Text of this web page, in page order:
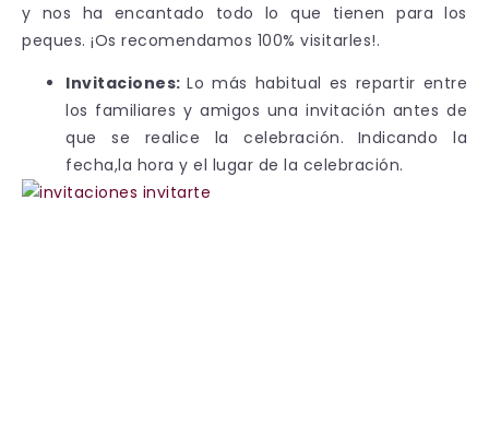
y nos ha encantado todo lo que tienen para los
peques. ¡Os recomendamos 100% visitarles!.
Invitaciones:Lo más habitual es repartir entre
los familiares y amigos una invitación antes de
que se realice la celebración.
Indicando la
fecha,la hora y el lugar de la celebración.